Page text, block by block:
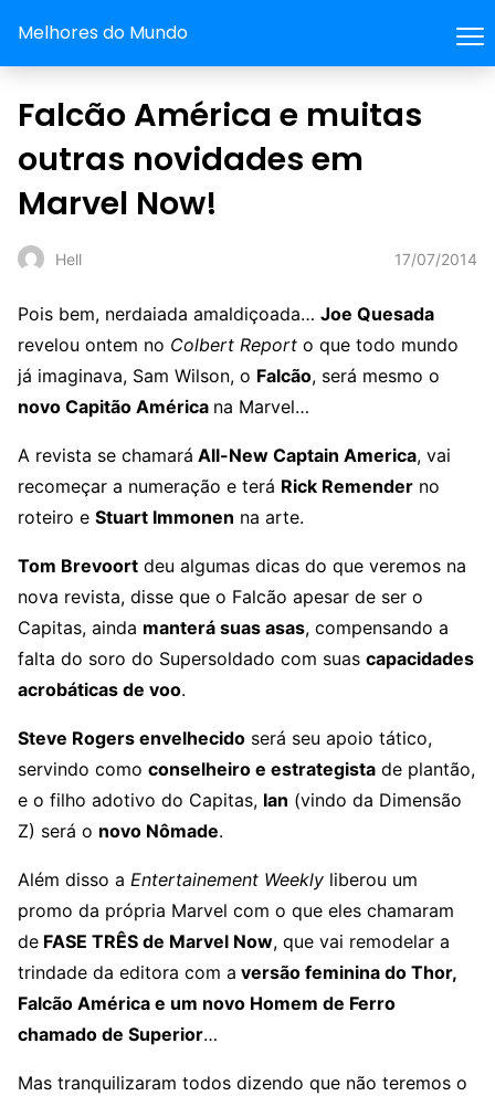
Melhores do Mundo
Falcão América e muitas
outras novidades em
Marvel Now!
Hell 17/07/2014
Pois bem, nerdaiada amaldiçoada… Joe Quesada
revelou ontem no Colbert Report o que todo mundo
já imaginava, Sam Wilson, o Falcão, será mesmo o
novo Capitão América na Marvel…
A revista se chamará All-New Captain America, vai
recomeçar a numeração e terá Rick Remender no
roteiro e Stuart Immonen na arte.
Tom Brevoort deu algumas dicas do que veremos na
nova revista, disse que o Falcão apesar de ser o
Capitas, ainda manterá suas asas, compensando a
falta do soro do Supersoldado com suas capacidades
acrobáticas de voo.
Steve Rogers envelhecido será seu apoio tático,
servindo como conselheiro e estrategista de plantão,
e o filho adotivo do Capitas, Ian (vindo da Dimensão
Z) será o novo Nômade.
Além disso a Entertainement Weekly liberou um
promo da própria Marvel com o que eles chamaram
de FASE TRÊS de Marvel Now, que vai remodelar a
trindade da editora com a versão feminina do Thor,
Falcão América e um novo Homem de Ferro
chamado de Superior…
Mas tranquilizaram todos dizendo que não teremos o